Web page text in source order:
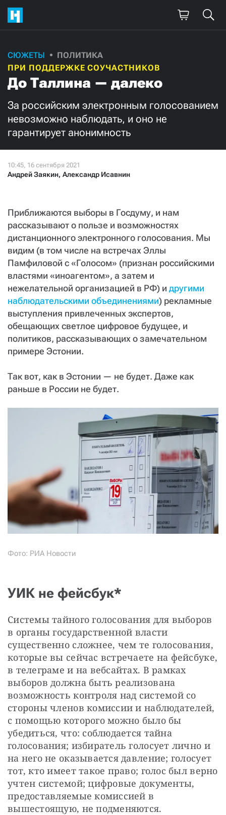
СЮЖЕТЫ
ПОЛИТИКА
ПРИ ПОДДЕРЖКЕ СОУЧАСТНИКОВ
До Таллина — далеко
За российским электронным голосованием
невозможно наблюдать, и оно не
гарантирует анонимность
Андрей Заякин, Александр Исавнин
Приближаются выборы в Госдуму, и нам
рассказывают о пользе и возможностях
дистанционного электронного голосования. Мы
видим (в том числе на встречах Эллы
Памфиловой с «Голосом» (признан российскими
властями «иноагентом», а затем и
нежелательной организацией в РФ) и другими
наблюдательскими объединениями) рекламные
выступления привлеченных экспертов,
обещающих светлое цифровое будущее, и
политиков, рассказывающих о замечательном
примере Эстонии.
Так вот, как в Эстонии — не будет. Даже как
раньше в России не будет.
Фото: РИА Новости
УИК не фейсбук*
Системы тайного голосования для выборов
в органы государственной власти
существенно сложнее, чем те голосования,
которые вы сейчас встречаете на фейсбуке,
в телеграме и на вебсайтах. В рамках
выборов должна быть реализована
возможность контроля над системой со
стороны членов комиссии и наблюдателей,
с помощью которого можно было бы
убедиться, что: соблюдается тайна
голосования; избиратель голосует лично и
на него не оказывается давление; голосует
тот, кто имеет такое право; голос был верно
учтен системой; цифровые документы,
предоставляемые комиссией в
вышестоящую, не подменяются.
Поддержите
нашу работу!
Ежемесячно Разово
3000 1000
500 300
я принимаю условия и подтверждаю свое гражданство РФ
СТАТЬ СОУЧАСТНИКОМ
ПОДЕЛИТЬСЯ С ДРУЗЬЯМИ
Если у вас есть вопросы, пишите donate@novayagazeta.ru или
звоните:
+7 (929) 612-03-68